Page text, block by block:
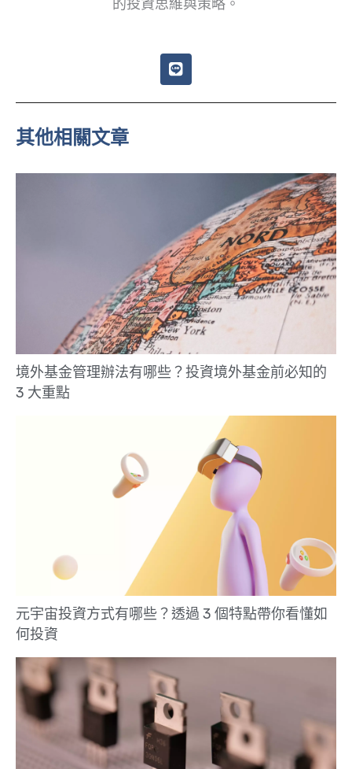
的投資思維與策略。
L
i
e
其他相關文章
境外基金管理辦法有哪些？投資境外基金前必知的
3 大重點
元宇宙投資方式有哪些？透過 3 個特點帶你看懂如
何投資